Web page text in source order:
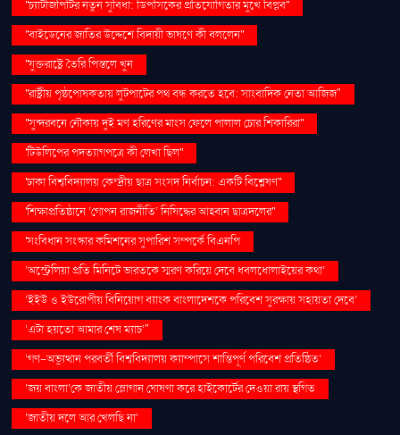
''চ্যাটজিপিটির নতুন সুবিধা: ডিপসিকের প্রতিযোগিতার মুখে বিপ্লব''
''বাইডেনের জাতির উদ্দেশে বিদায়ী ভাষণে কী বললেন''
''যুক্তরাষ্ট্রে তৈরি পিস্তলে খুন
''রাষ্ট্রীয় পৃষ্ঠপোষকতায় লুটপাটের পথ বন্ধ করতে হবে: সাংবাদিক নেতা আজিজ"
''সুন্দরবনে নৌকায় দুই মণ হরিণের মাংস ফেলে পালাল চোর শিকারিরা''
'টিউলিপের পদত্যাগপত্রে কী লেখা ছিল''
'ঢাকা বিশ্ববিদ্যালয় কেন্দ্রীয় ছাত্র সংসদ নির্বাচন: একটি বিশ্লেষণ''
'শিক্ষাপ্রতিষ্ঠানে ‘গোপন রাজনীতি’ নিষিদ্ধের আহ্বান ছাত্রদলের''
'সংবিধান সংস্কার কমিশনের সুপারিশ সম্পর্কে বিএনপি
‘অস্ট্রেলিয়া প্রতি মিনিটে ভারতকে স্মরণ করিয়ে দেবে ধবলধোলাইয়ের কথা’
‘ইইউ ও ইউরোপীয় বিনিয়োগ ব্যাংক বাংলাদেশকে পরিবেশ সুরক্ষায় সহায়তা দেবে’
‘এটা হয়তো আমার শেষ ম্যাচ’"
‘গণ–অভ্যুত্থান পরবর্তী বিশ্ববিদ্যালয় ক্যাম্পাসে শান্তিপূর্ণ পরিবেশ প্রতিষ্ঠিত’
‘জয় বাংলা’কে জাতীয় স্লোগান ঘোষণা করে হাইকোর্টের দেওয়া রায় স্থগিত
‘জাতীয় দলে আর খেলছি না’